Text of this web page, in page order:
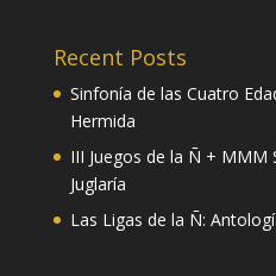
Recent Posts
Sinfonía de las Cuatro
Hermida
III Juegos de la Ñ +
Juglaría
Las Ligas de la Ñ: